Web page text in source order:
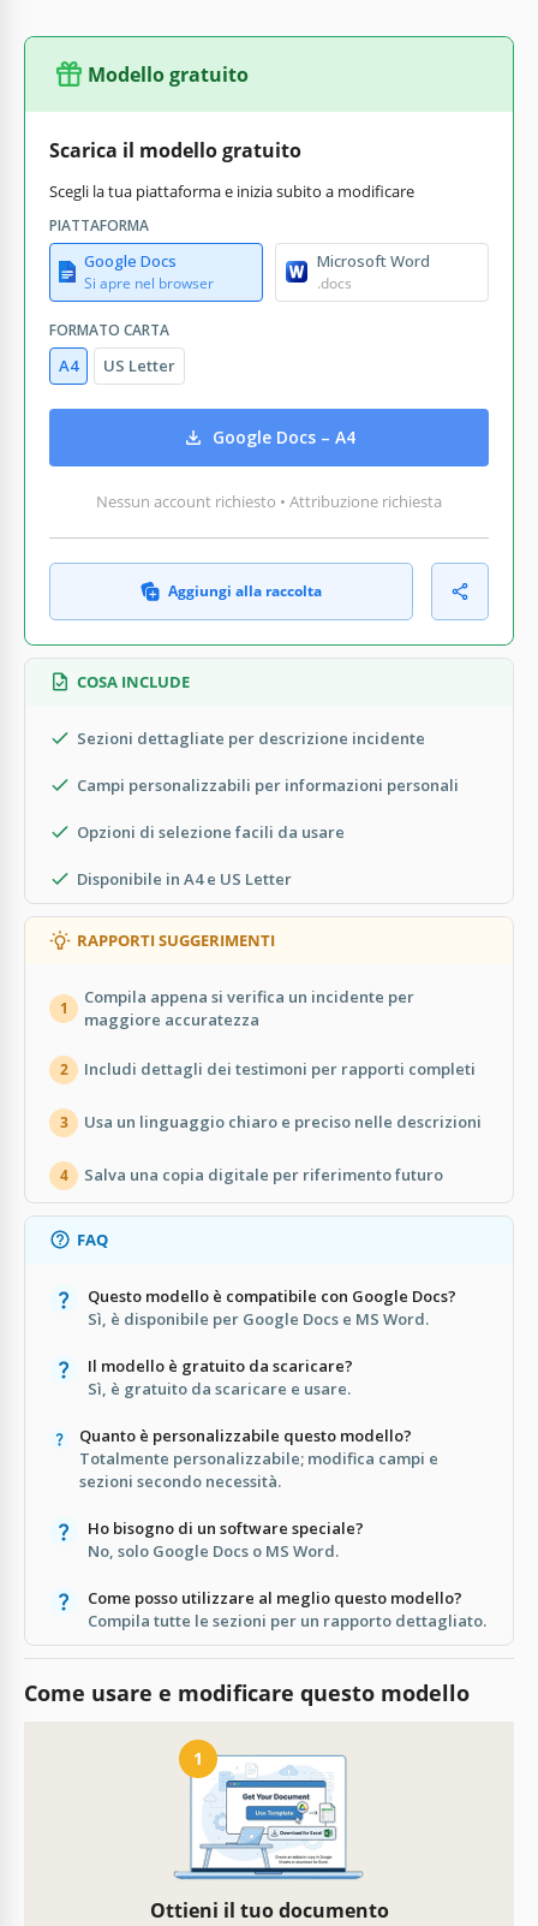
Modello gratuito
Scarica il modello gratuito
Scegli la tua piattaforma e inizia subito a modificare
PIATTAFORMA
Google Docs
Si apre nel browser
Microsoft Word
.docs
FORMATO CARTA
A4 US Letter
Google Docs – A4
Nessun account richiesto • Attribuzione richiesta
Aggiungi alla raccolta
COSA INCLUDE
Sezioni dettagliate per descrizione incidente
Campi personalizzabili per informazioni personali
Opzioni di selezione facili da usare
Disponibile in A4 e US Letter
RAPPORTI SUGGERIMENTI
1
Compila appena si verifica un incidente per
maggiore accuratezza
2 Includi dettagli dei testimoni per rapporti completi
3 Usa un linguaggio chiaro e preciso nelle descrizioni
4 Salva una copia digitale per riferimento futuro
FAQ
Questo modello è compatibile con Google Docs?
Sì, è disponibile per Google Docs e MS Word.
Il modello è gratuito da scaricare?
Sì, è gratuito da scaricare e usare.
Quanto è personalizzabile questo modello?
Totalmente personalizzabile; modifica campi e
sezioni secondo necessità.
Ho bisogno di un software speciale?
No, solo Google Docs o MS Word.
Come posso utilizzare al meglio questo modello?
Compila tutte le sezioni per un rapporto dettagliato.
Come usare e modificare questo modello
1
Ottieni il tuo documento